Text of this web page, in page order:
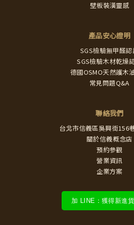
壁板裝潢靈感
產品安心證明
SGS檢驗無甲醛認
SGS檢驗木材乾燥
德國OSMO天然護木
常見問題Q&A
聯絡我們
台北市信義區吳興街156
關於信義概念店
預約參觀
營業資訊
企業方案
加 LINE：獲得新進